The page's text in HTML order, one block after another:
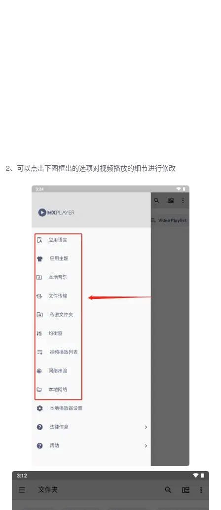
2、可以点击下图框出的选项对视频播放的细节进行修改